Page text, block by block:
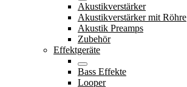
Akustikverstärker
Akustikverstärker mit Röhre
Akustik Preamps
Zubehör
Effektgeräte
Bass Effekte
Looper